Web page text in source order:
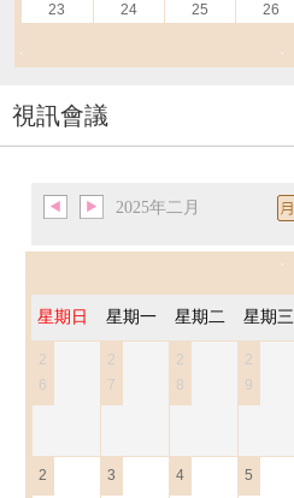
23
24 25 26
視訊會議
2025年二月
星期日 星期一 星期二 星期三
2
6
2
7
2
8
2
9
2 3 4 5